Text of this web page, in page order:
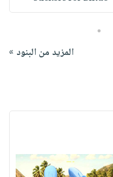
5
المزيد من البنود »